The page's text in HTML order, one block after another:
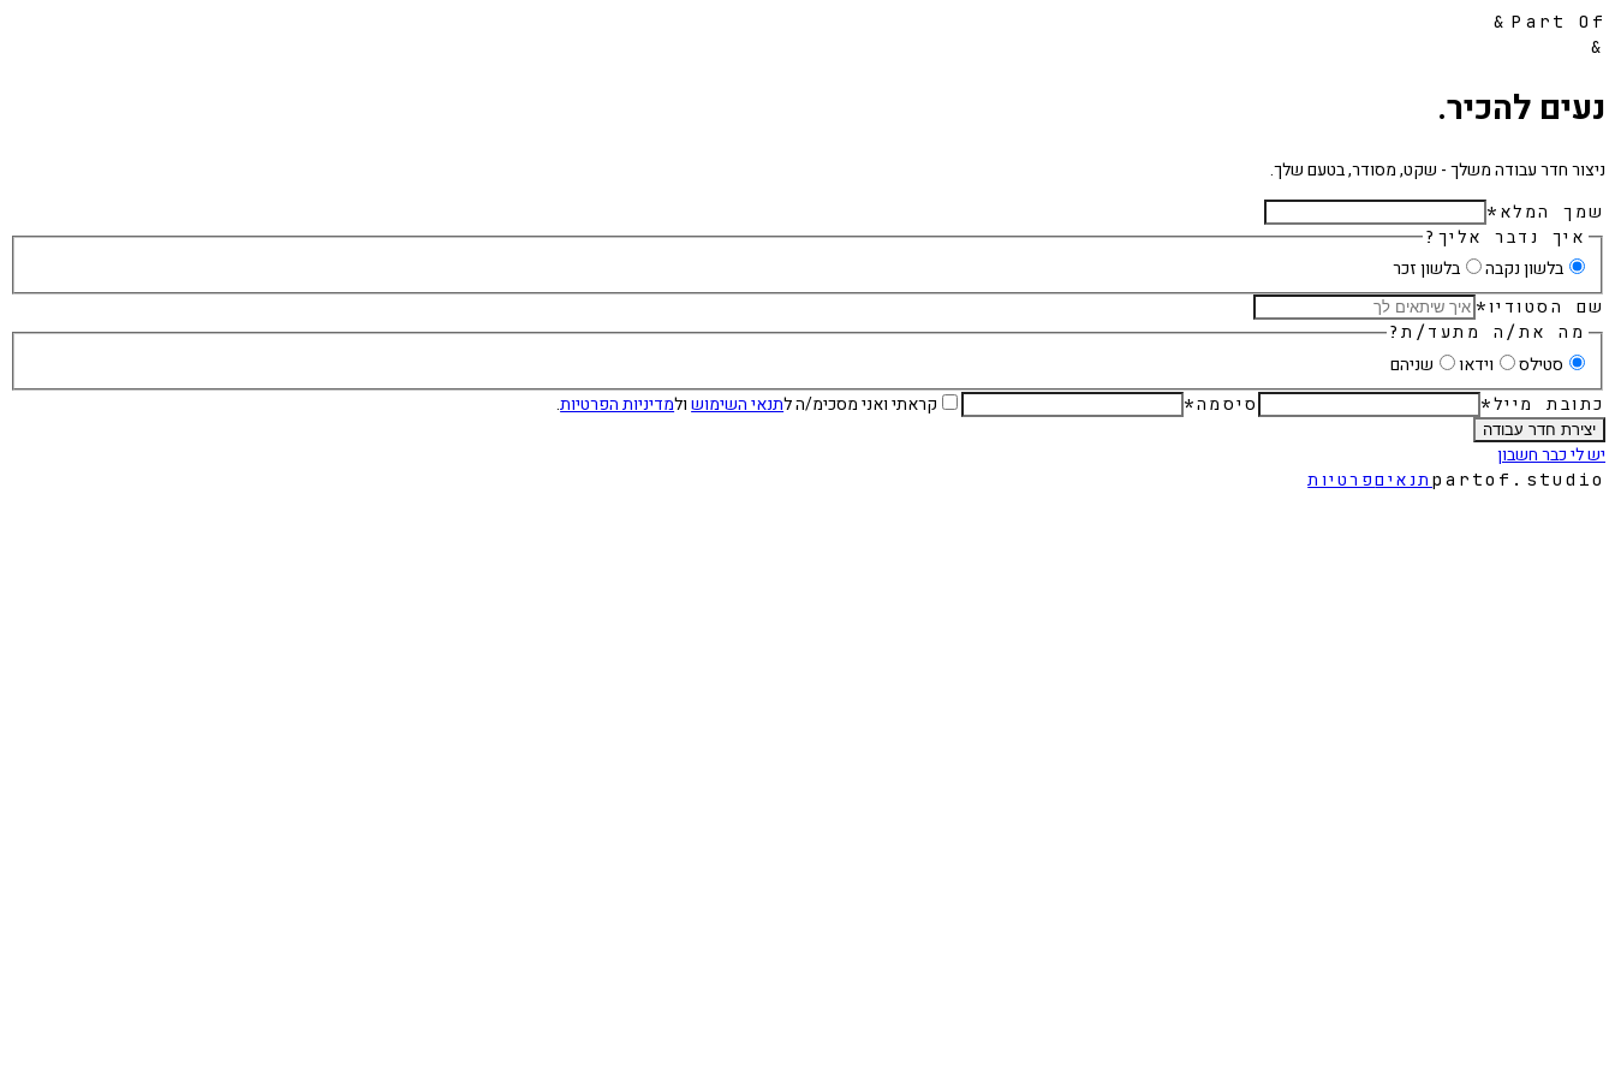
Part Of
&
&
נעים להכיר.
ניצור חדר עבודה משלך - שקט, מסודר, בטעם שלך.
שמך המלא *
איך נדבר אליך?
בלשון נקבה בלשון זכר
שם הסטודיו*
מה את/ה מתעד/ת?
סטילס וידאו שניהם
כתובת מייל* סיסמה* קראתי ואני מסכימ/ה לתנאי השימושולמדיניות הפרטיות.
יצירת חדר עבודה
יש לי כבר חשבון
partof.studio תנאיםפרטיות